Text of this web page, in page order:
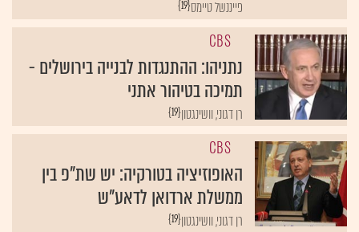
{19}פייננשל טיימס
CBS
נתניהו: ההתנגדות לבנייה בירושלים -
תמיכה בטיהור אתני
{19}רן דגוני, וושינגטון
CBS
האופוזיציה בטורקיה: יש שת"פ בין
ממשלת ארדואן לדאע"ש
{19}רן דגוני, וושינגטון